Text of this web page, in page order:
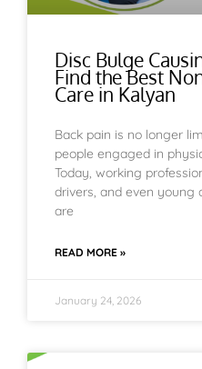
Disc Bulge
Find the Best
Care in Kalyan
Back pain is no longer
people engaged in
Today, working
drivers, and even young
are
READ MORE »
January 24, 2026